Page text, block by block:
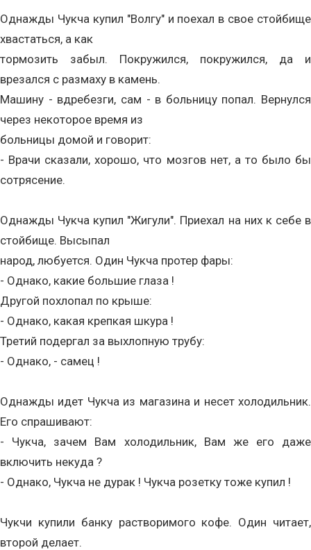
Однажды Чукча купил "Волгу" и поехал в свое стойбище
хвастаться, а как
тормозить забыл. Покружился, покружился, да и
врезался с размаху в камень.
Машину - вдребезги, сам - в больницу попал. Вернулся
через некоторое время из
больницы домой и говорит:
- Врачи сказали, хорошо, что мозгов нет, а то было бы
сотрясение.
Однажды Чукча купил "Жигули". Приехал на них к себе в
стойбище. Высыпал
народ, любуется. Один Чукча протер фары:
- Однако, какие большие глаза !
Другой похлопал по крыше:
- Однако, какая крепкая шкура !
Третий подергал за выхлопную трубу:
- Однако, - самец !
Однажды идет Чукча из магазина и несет холодильник.
Его спрашивают:
- Чукча, зачем Вам холодильник, Вам же его даже
включить некуда ?
- Однако, Чукча не дурак ! Чукча розетку тоже купил !
Чукчи купили банку pаствоpимого кофе. Один читает,
втоpой делает.